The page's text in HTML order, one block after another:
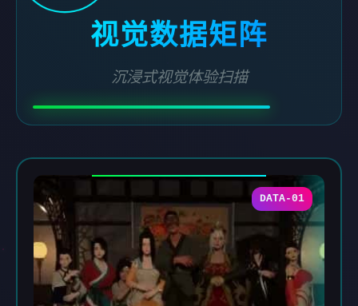
视觉数据矩阵
沉浸式视觉体验扫描
DATA-01